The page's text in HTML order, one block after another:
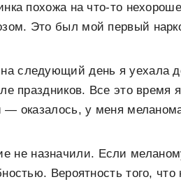
похожа на что-то
Это был мой первый
следующий день я уехала
праздников. Все это время
— оказалось, у меня
не назначили. Если
Вероятность того,